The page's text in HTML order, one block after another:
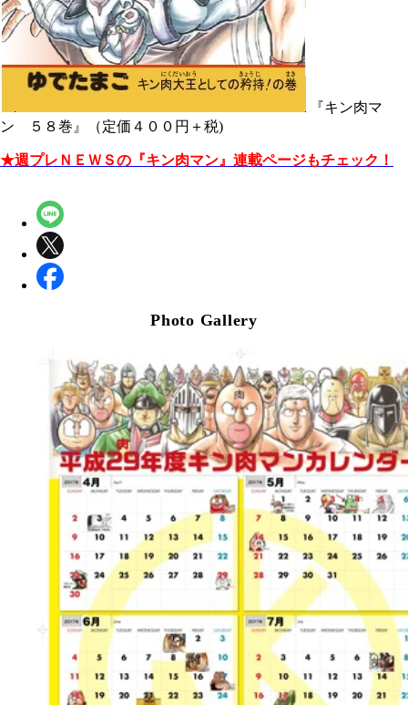
『キン肉マ
ン ５８巻』（定価４００円＋税)
★週プレＮＥＷＳの『キン肉マン』連載ページもチェック！
Photo Gallery